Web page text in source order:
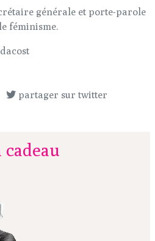
générale et porte-parole
féminisme.
partager sur twitter